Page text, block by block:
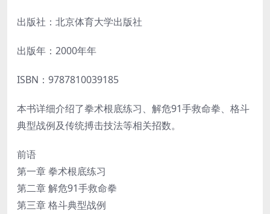
出版社：北京体育大学出版社
出版年：2000年年
ISBN：9787810039185
本书详细介绍了拳术根底练习、解危91手救命拳、格斗
典型战例及传统搏击技法等相关招数。
前语
第一章 拳术根底练习
第二章 解危91手救命拳
第三章 格斗典型战例